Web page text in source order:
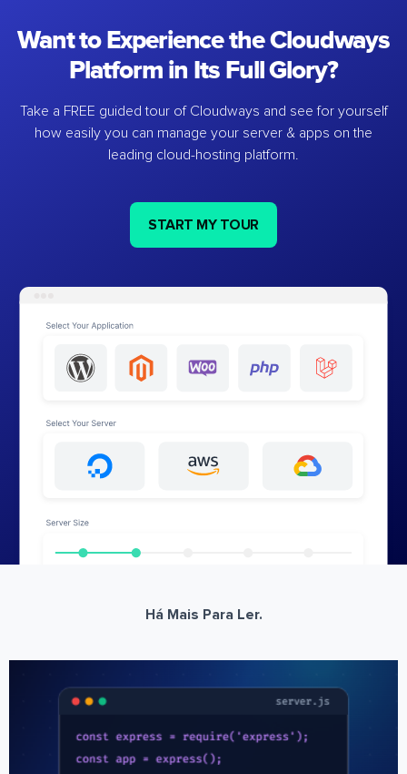
Want to Experience the Cloudways
Platform in Its Full Glory?
Take a FREE guided tour of Cloudways and see for yourself
how easily you can manage your server & apps on the
leading cloud-hosting platform.
START MY TOUR
Há Mais Para Ler.